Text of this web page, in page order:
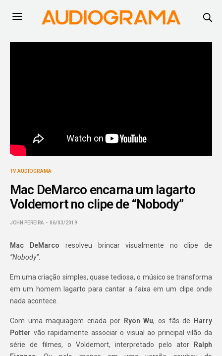
TV AUDIOGRAMA
Mac DeMarco encarna um lagarto
Voldemort no clipe de “Nobody”
JOHN PEREIRA 06/03/2019
Mac DeMarco resolveu brincar visualmente no clipe de
“Nobody”.
Em uma criação simples, quase tediosa, o músico se transforma
em um homem lagarto para cantar a faixa em um clipe onde
nada acontece.
Com uma maquiagem criada por Ryon Wu, os fãs de
Harry
Potter vão rapidamente associar o visual ao principal vilão da
série de filmes, o Voldemort, interpretado pelo ator
Ralph